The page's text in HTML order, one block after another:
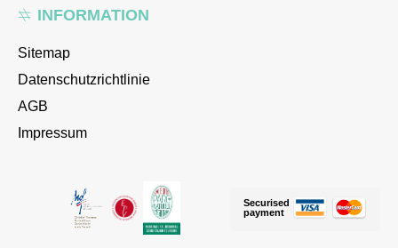
INFORMATION
Sitemap
Datenschutzrichtlinie
AGB
Impressum
Securised
payment